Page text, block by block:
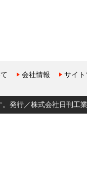
会社情報 サイ
発行／株式会社日刊